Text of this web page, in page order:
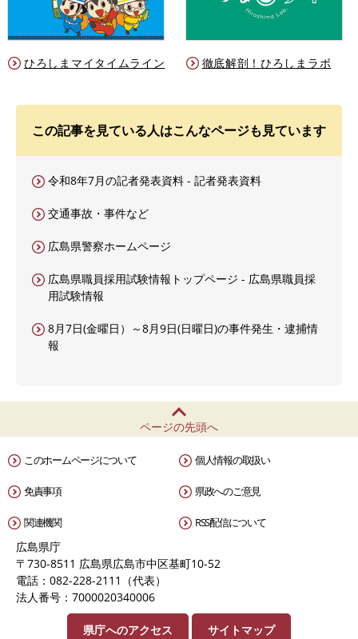
ひろしまマイタイムライン 徹底解剖！ひろしまラボ
この記事を見ている人はこんなページも見ています
令和8年7月の記者発表資料 - 記者発表資料
交通事故・事件など
広島県警察ホームページ
広島県職員採用試験情報トップページ - 広島県職員採
用試験情報
8月7日(金曜日）～8月9日(日曜日)の事件発生・逮捕情
報
ページの先頭へ
このホームページについて 個人情報の取扱い
免責事項 県政へのご意見
関連機関 RSS配信について
広島県庁
〒730-8511 広島県広島市中区基町10-52
電話：082-228-2111（代表）
法人番号：7000020340006
県庁へのアクセス サイトマップ